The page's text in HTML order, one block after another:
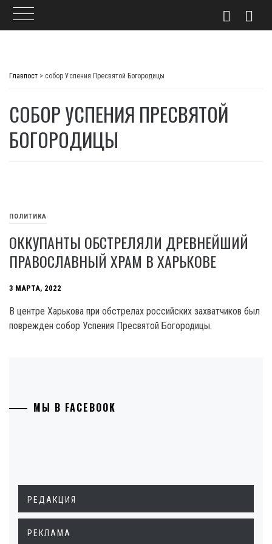
Главпост > собор Успения Пресвятой Богородицы
СОБОР УСПЕНИЯ ПРЕСВЯТОЙ
БОГОРОДИЦЫ
ПОЛИТИКА
ОККУПАНТЫ ОБСТРЕЛЯЛИ ДРЕВНЕЙШИЙ
ПРАВОСЛАВНЫЙ ХРАМ В ХАРЬКОВЕ
3 МАРТА, 2022
В центре Харькова при обстрелах российских захватчиков был
поврежден собор Успения Пресвятой Богородицы.
МЫ В FACEBOOK
РЕДАКЦИЯ
РЕКЛАМА